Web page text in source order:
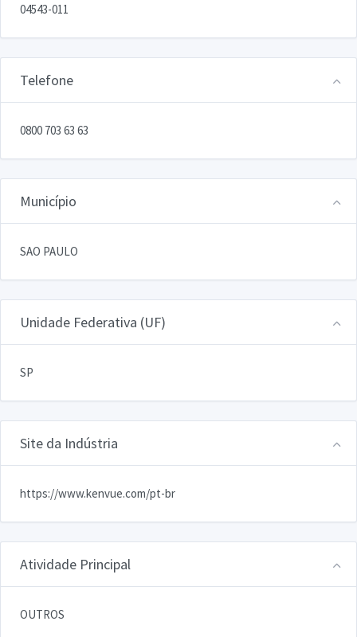
04543-011
Telefone
0800 703 63 63
Município
SAO PAULO
Unidade Federativa (UF)
SP
Site da Indústria
https://www.kenvue.com/pt-br
Atividade Principal
OUTROS